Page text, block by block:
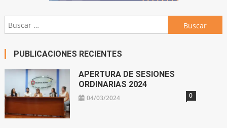
Buscar:
PUBLICACIONES RECIENTES
APERTURA DE SESIONES
ORDINARIAS 2024
04/03/2024 0